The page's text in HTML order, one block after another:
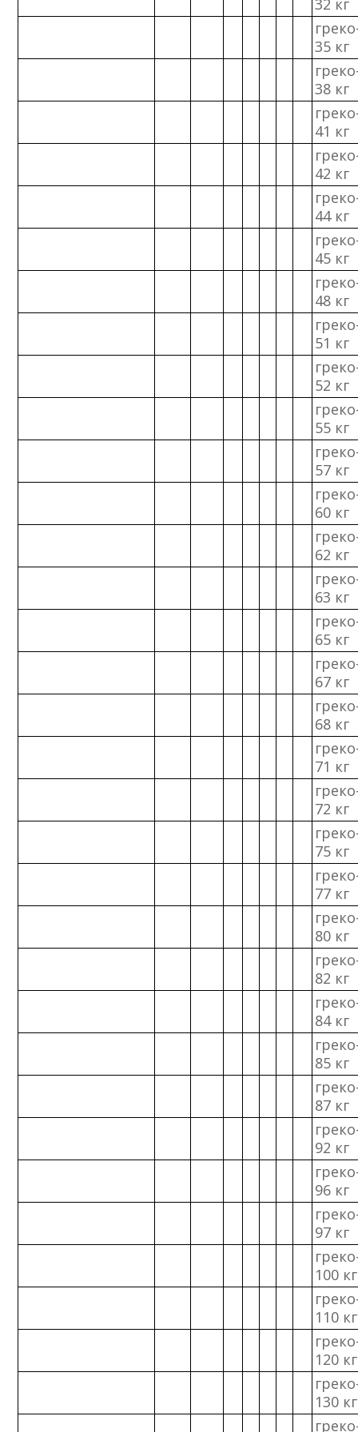
35 кг
38 кг
41 кг
42 кг
44 кг
45 кг
48 кг
51 кг
52 кг
55 кг
57 кг
60 кг
62 кг
63 кг
65 кг
67 кг
68 кг
71 кг
72 кг
75 кг
77 кг
80 кг
82 кг
84 кг
85 кг
87 кг
92 кг
96 кг
97 кг
100 кг
110 кг
120 кг
130 кг